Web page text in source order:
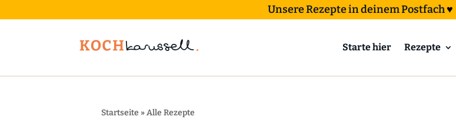
Unsere Rezepte in deinem Postfach♥
Starte hier Rezepte
Startseite »Alle Rezepte